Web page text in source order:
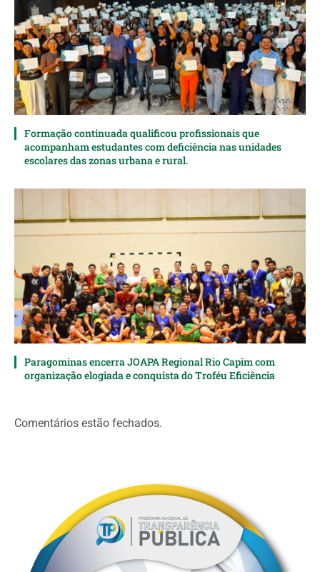
Formação continuada qualificou profissionais que
acompanham estudantes com deficiência nas unidades
escolares das zonas urbana e rural.
Paragominas encerra JOAPA Regional Rio Capim com
organização elogiada e conquista do Troféu Eficiência
Comentários estão fechados.